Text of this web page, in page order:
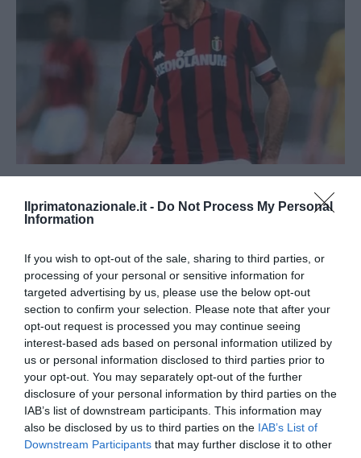
Ilprimatonazionale.it - Do Not Process My Personal
Information
If you wish to opt-out of the sale, sharing to third parties, or
processing of your personal or sensitive information for
targeted advertising by us, please use the below opt-out
section to confirm your selection. Please note that after your
opt-out request is processed you may continue seeing
interest-based ads based on personal information utilized by
us or personal information disclosed to third parties prior to
your opt-out. You may separately opt-out of the further
disclosure of your personal information by third parties on the
IAB’s list of downstream participants. This information may
also be disclosed by us to third parties on the IAB’s List of
Downstream Participants that may further disclose it to other
31 Luglio 2026